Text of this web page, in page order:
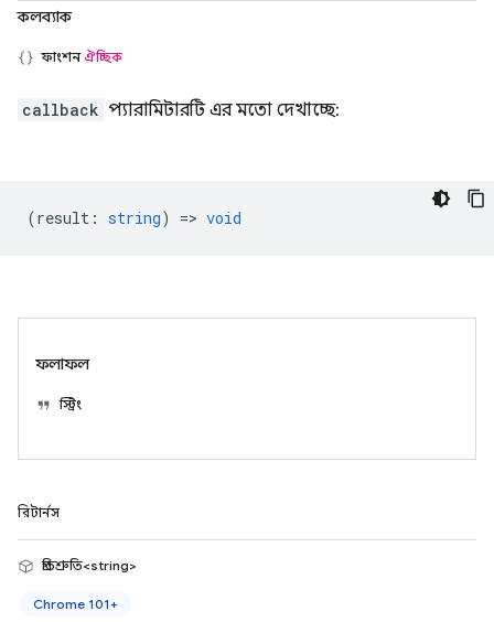
কলব্যাক
ফাংশনঐচ্ছিক
callback প্যারামিটারটি এর মতো দেখাচ্ছে:
(result : string) => void
ফলাফল
স্ট্রিং
রিটার্নস
প্রতিশ্রুতি<string>
Chrome 101+